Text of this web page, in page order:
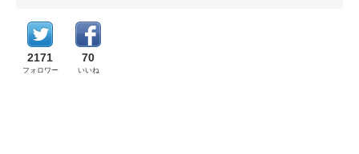
2171
フォロワー
70
いいね